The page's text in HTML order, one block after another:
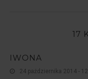
17
IWONA
24 października 2014 -